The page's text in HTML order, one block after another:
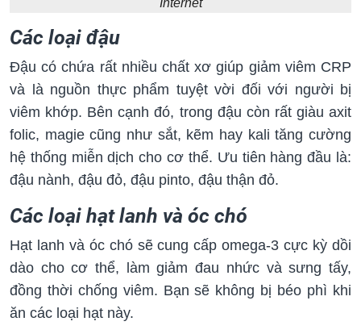
Các loại đậu
Đậu có chứa rất nhiều chất xơ giúp giảm viêm CRP
và là nguồn thực phẩm tuyệt vời đối với người bị
viêm khớp. Bên cạnh đó, trong đậu còn rất giàu axit
folic, magie cũng như sắt, kẽm hay kali tăng cường
hệ thống miễn dịch cho cơ thể. Ưu tiên hàng đầu là:
đậu nành, đậu đỏ, đậu pinto, đậu thận đỏ.
Các loại hạt lanh và óc chó
Hạt lanh và óc chó sẽ cung cấp omega-3 cực kỳ dồi
dào cho cơ thể, làm giảm đau nhức và sưng tấy,
đồng thời chống viêm. Bạn sẽ không bị béo phì khi
ăn các loại hạt này.